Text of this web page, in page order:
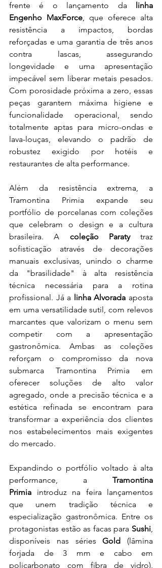
frente é o lançamento da
linha
Engenho MaxForce, que oferece alta
resistência a impactos, bordas
reforçadas e uma garantia de três anos
contra lascas, assegurando
longevidade e uma apresentação
impecável sem liberar metais pesados.
Com porosidade próxima a zero, essas
peças garantem máxima higiene e
funcionalidade operacional, sendo
totalmente aptas para micro-ondas e
lava-louças, elevando o padrão de
robustez exigido por hotéis e
restaurantes de alta performance.
Além da resistência extrema, a
Tramontina Primia expande seu
portfólio de porcelanas com coleções
que celebram o design e a cultura
brasileira. A coleção Paraty traz
sofisticação através de decorações
manuais exclusivas, unindo o charme
da "brasilidade" à alta resistência
técnica necessária para a rotina
profissional. Já a linha Alvorada aposta
em uma versatilidade sutil, com relevos
marcantes que valorizam o menu sem
competir com a apresentação
gastronômica. Ambas as coleções
reforçam o compromisso da nova
submarca Tramontina Primia em
oferecer soluções de alto valor
agregado, onde a precisão técnica e a
estética refinada se encontram para
transformar a experiência dos clientes
nos estabelecimentos mais exigentes
do mercado.
Expandindo o portfólio voltado à alta
performance, a Tramontina
Primia introduz na feira lançamentos
que unem tradição técnica e
especialização gastronômica. Entre os
protagonistas estão as facas para Sushi,
disponíveis nas séries Gold
(lâmina
forjada de 3 mm e cabo em